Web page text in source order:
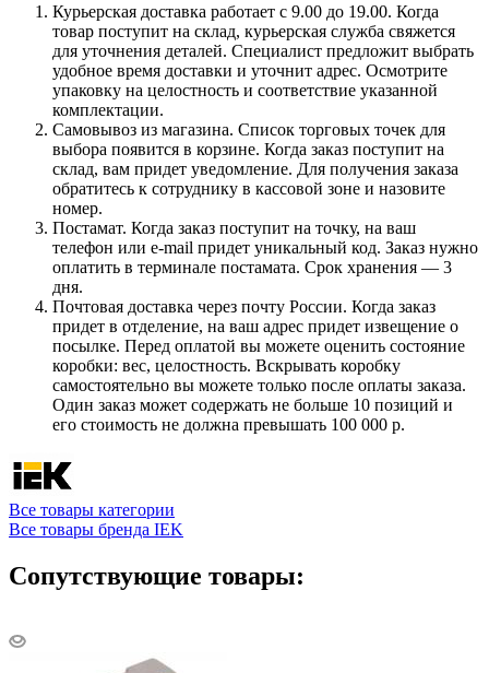
Курьерская доставка работает с 9.00 до 19.00. Когда
товар поступит на склад, курьерская служба свяжется
для уточнения деталей. Специалист предложит выбрать
удобное время доставки и уточнит адрес. Осмотрите
упаковку на целостность и соответствие указанной
комплектации.
Самовывоз из магазина. Список торговых точек для
выбора появится в корзине. Когда заказ поступит на
склад, вам придет уведомление. Для получения заказа
обратитесь к сотруднику в кассовой зоне и назовите
номер.
Постамат. Когда заказ поступит на точку, на ваш
телефон или e-mail придет уникальный код. Заказ нужно
оплатить в терминале постамата. Срок хранения — 3
дня.
Почтовая доставка через почту России. Когда заказ
придет в отделение, на ваш адрес придет извещение о
посылке. Перед оплатой вы можете оценить состояние
коробки: вес, целостность. Вскрывать коробку
самостоятельно вы можете только после оплаты заказа.
Один заказ может содержать не больше 10 позиций и
его стоимость не должна превышать 100 000 р.
Все товары категории
Все товары бренда IEK
Сопутствующие товары: